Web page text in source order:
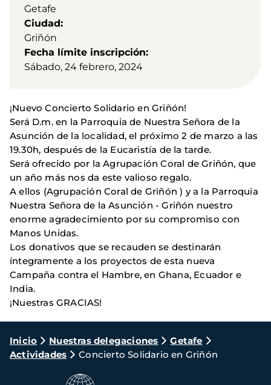
Getafe
Ciudad
Griñón
Fecha límite inscripción
Sábado, 24 febrero, 2024
¡Nuevo Concierto Solidario en Griñón!
Será D.m. en la Parroquia de Nuestra Señora de la
Asunción de la localidad, el próximo 2 de marzo a las
19.30h, después de la Eucaristía de la tarde.
Será ofrecido por la Agrupación Coral de Griñón, que
un año más nos da este valioso regalo.
A ellos (Agrupación Coral de Griñón ) y a la Parroquia
Nuestra Señora de la Asunción - Griñón nuestro
enorme agradecimiento por su compromiso con
Manos Unidas.
Los donativos que se recauden se destinarán
íntegramente a los proyectos de esta nueva
Campaña contra el Hambre, en Ghana, Ecuador e
India.
¡Nuestras GRACIAS!
Ruta
de
navegación
Inicio Nuestras delegaciones
Getafe
Actividades
Concierto Solidario en Griñón